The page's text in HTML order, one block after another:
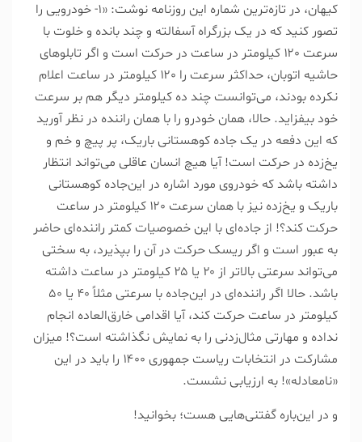
کیهان، در تازه‌ترین شماره این روزنامه نوشت: «۱- خودرویی را
تصور کنید که در یک بزرگراه آسفالته و چند بانده و خلوت با
سرعت ۱۲۰ کیلومتر در ساعت در حرکت است و اگر تابلو‌های
حاشیه اتوبان، حداکثر سرعت را ۱۲۰ کیلومتر در ساعت اعلام
نکرده بودند، می‌توانست چند ده کیلومتر دیگر هم بر سرعت
خود بیفزاید. حالا، همان خودرو را با همان راننده در نظر آورید
که این دفعه در یک جاده کوهستانی باریک، پر پیچ و خم و
یخ‌زده در حرکت است! آیا هیچ انسان عاقلی می‌تواند انتظار
داشته باشد که خودروی مورد اشاره در این‌جاده کوهستانی
باریک و یخ‌زده نیز با همان سرعت ۱۲۰ کیلومتر در ساعت
حرکت کند؟! از جاده‌ای با این خصوصیات کمتر راننده‌ای حاضر
به عبور است و اگر ریسک حرکت در آن را بپذیرد، به سختی
می‌تواند سرعتی بالاتر از ۲۰ یا ۲۵ کیلومتر در ساعت داشته
باشد. حالا اگر راننده‌ای در این‌جاده با سرعتی مثلاً ۴۰ یا ۵۰
کیلومتر در ساعت حرکت کند، آیا اقدامی خارق‌العاده انجام
نداده و مهارتی مثال‌زدنی را به نمایش نگذاشته است؟! میزان
مشارکت در انتخابات ریاست جمهوری ۱۴۰۰ را باید در این
«نامعادله»! به ارزیابی نشست.
و در این‌باره گفتنی‌هایی هست؛ بخوانید!